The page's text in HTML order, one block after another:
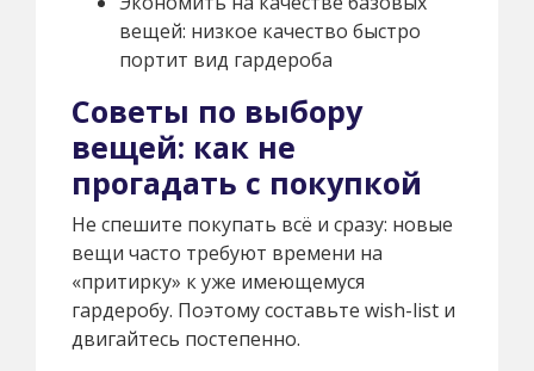
вещей: низкое качество быстро
портит вид гардероба
Советы по выбору
вещей: как не
прогадать с покупкой
Не спешите покупать всё и сразу: новые
вещи часто требуют времени на
«притирку» к уже имеющемуся
гардеробу. Поэтому составьте wish-list и
двигайтесь постепенно.